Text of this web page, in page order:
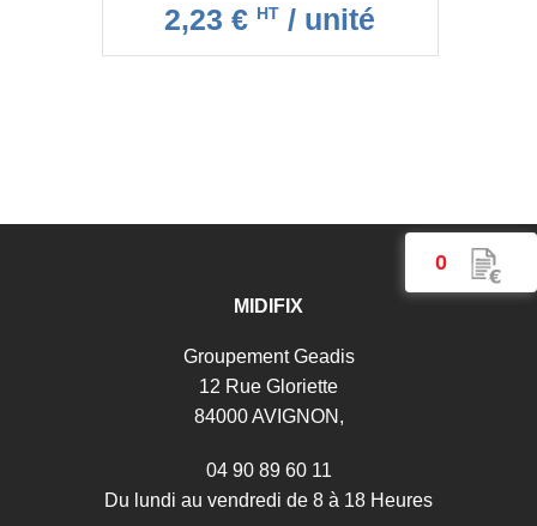
0
2,23 € HT / unité
MIDIFIX
Groupement Geadis
12 Rue Gloriette
84000 AVIGNON,
04 90 89 60 11
Du lundi au vendredi de 8 à 18 Heures